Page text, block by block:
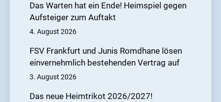
Das Warten hat ein Ende! Heimspiel gegen
Aufsteiger zum Auftakt
4. August 2026
FSV Frankfurt und Junis Romdhane lösen
einvernehmlich bestehenden Vertrag auf
3. August 2026
Das neue Heimtrikot 2026/2027!